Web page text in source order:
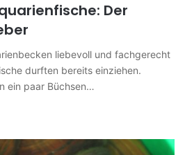
Der
liebevoll und fachgerecht
durften bereits einziehen.
ein paar Büchsen…